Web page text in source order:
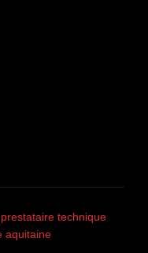
technique
aquitaine